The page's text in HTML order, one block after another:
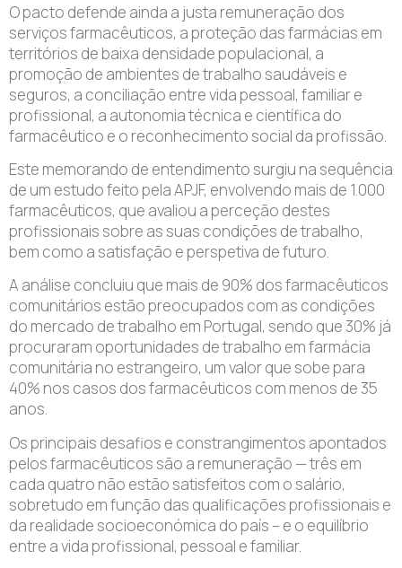
O pacto defende ainda a justa remuneração dos
serviços farmacêuticos, a proteção das farmácias em
territórios de baixa densidade populacional, a
promoção de ambientes de trabalho saudáveis e
seguros, a conciliação entre vida pessoal, familiar e
profissional, a autonomia técnica e científica do
farmacêutico e o reconhecimento social da profissão.
Este memorando de entendimento surgiu na sequência
de um estudo feito pela APJF, envolvendo mais de 1.000
farmacêuticos, que avaliou a perceção destes
profissionais sobre as suas condições de trabalho,
bem como a satisfação e perspetiva de futuro.
A análise concluiu que mais de 90% dos farmacêuticos
comunitários estão preocupados com as condições
do mercado de trabalho em Portugal, sendo que 30% já
procuraram oportunidades de trabalho em farmácia
comunitária no estrangeiro, um valor que sobe para
40% nos casos dos farmacêuticos com menos de 35
anos.
Os principais desafios e constrangimentos apontados
pelos farmacêuticos são a remuneração — três em
cada quatro não estão satisfeitos com o salário,
sobretudo em função das qualificações profissionais e
da realidade socioeconómica do país – e o equilíbrio
entre a vida profissional, pessoal e familiar.